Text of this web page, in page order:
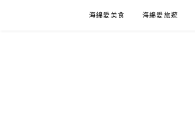
海綿愛美食 海綿愛旅遊